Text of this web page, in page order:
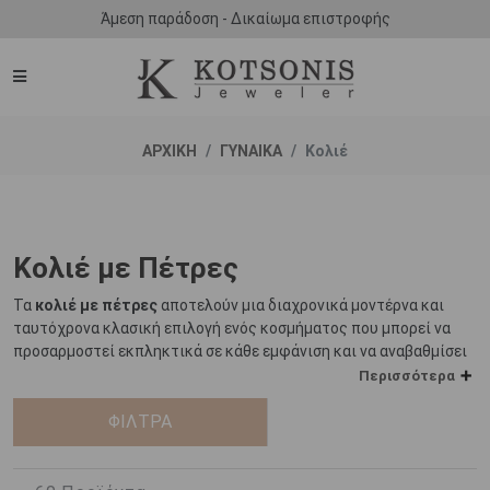
Άμεση παράδοση - Δικαίωμα επιστροφής
ΑΡΧΙΚΗ ΓΥΝΑΙΚΑ Κολιέ
Κολιέ με Πέτρες
Τα κολιέ με πέτρες αποτελούν μια διαχρονικά μοντέρνα και
ταυτόχρονα κλασική επιλογή ενός κοσμήματος που μπορεί να
προσαρμοστεί εκπληκτικά σε κάθε εμφάνιση και να αναβαθμίσει
Οι πολύτιμοι και ημιπολύτιμοι λίθοι αποτελούν στολίδια τα
οποία χρονολογούνται από τη Μεσολιθική Εποχή. Στις απαρχές
Περισσότερα
ΦΙΛΤΡΑ